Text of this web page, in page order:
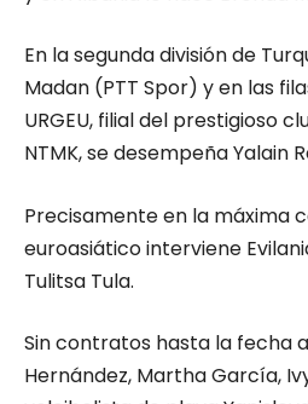
En la segunda división de
Madan (PTT Spor) y en las
URGEU, filial del prestigioso
NTMK, se desempeña Yalain
Precisamente en la máxima
euroasiático interviene
Tulitsa Tula.
Sin contratos hasta la fecha
Hernández, Martha García,